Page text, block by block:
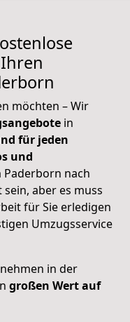
möchten – Wir
in
für jeden
und
Paderborn nach
aber es muss
für Sie erledigen
Umzugsservice
in der
großen Wert auf